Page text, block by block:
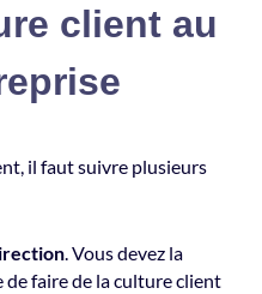
client au
il faut suivre plusieurs
. Vous devez la
de faire de la culture client